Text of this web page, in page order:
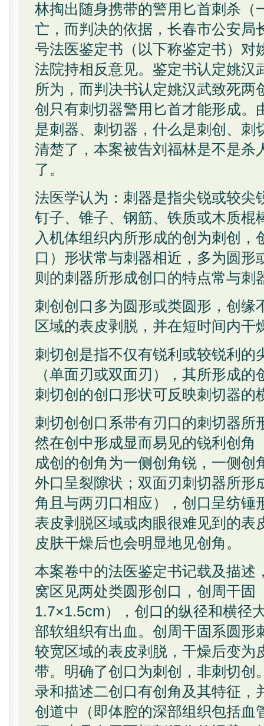
林掏出随身携带的警用匕首刺杀（
亡，而判决的依据，长春市公安局
号法医鉴定书（以下称鉴定书）对
法院持相反意见。鉴定书认定姚汉
所为，而判决书认定姚汉武致死两
创只有刺切器警用匕首才能形成。
是刺器、刺切器，什么是刺创、刺
清楚了，本案被告刘福林是不是杀
了。
法医学认为：刺器是指尖锐或较尖
钉子、锥子、钢筋、铁质或木质棍
入机体组织内所形成的创为刺创，
口）形状常与刺器相近，多为圆形
则的刺器所形成创口的特点常与刺
刺创创口多为圆形或类圆形，创缘
区域的表皮剥脱，并在短时间内干
刺切创是指不仅有锐利或较锐利的
（单面刃或双面刃），其所形成
刺切创的创口形状可反映刺切器的
刺切创创口系带有刃口的刺切器所
然在创中形成显而易见的锐利创角
成创的创角为一侧创角锐，一侧创
外口呈裂隙状；双面刃刺切器所形
角且与两刃口相应），创口呈纺锤
表皮剥脱区域或肉眼很难见到的表
皮肤干燥后也会明显地见创角。
本案卷中的法医鉴定书记载及描述
窝区见两处类圆形创口，创周干固
1.7×1.5cm），创口的纵径和横径
部软组织有出血。创周干固系圆形
较宽区域的表皮剥脱，干燥后变为
带。明确了创口为刺创，非刺切创
录和描述二创口有创角及其特征，
创道中（即体腔的深部组织包括血